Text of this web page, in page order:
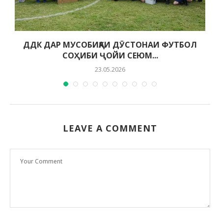
ДДК ДАР МУСОБИҚАИ ДӮСТОНАИ ФУТБОЛ
СОҲИБИ ҶОЙИ СЕЮМ...
23.05.2026
LEAVE A COMMENT